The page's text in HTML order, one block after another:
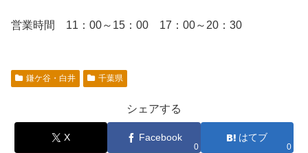
営業時間 11：00～15：00 17：00～20：30
鎌ケ谷・白井 千葉県
シェアする
X Facebook
0
はてブ
0